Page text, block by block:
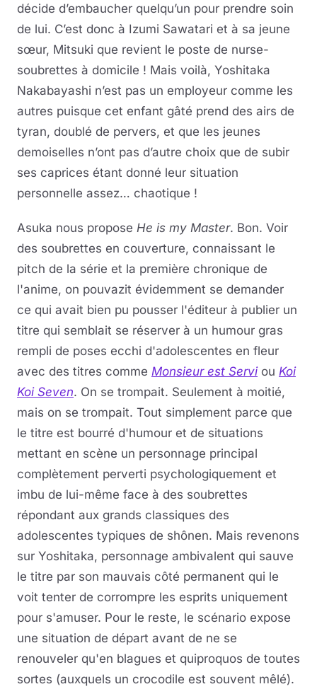
décide d’embaucher quelqu’un pour prendre soin
de lui. C’est donc à Izumi Sawatari et à sa jeune
sœur, Mitsuki que revient le poste de nurse-
soubrettes à domicile ! Mais voilà, Yoshitaka
Nakabayashi n’est pas un employeur comme les
autres puisque cet enfant gâté prend des airs de
tyran, doublé de pervers, et que les jeunes
demoiselles n’ont pas d’autre choix que de subir
ses caprices étant donné leur situation
personnelle assez… chaotique !
Asuka nous propose He is my Master. Bon. Voir
des soubrettes en couverture, connaissant le
pitch de la série et la première chronique de
l'anime, on pouvazit évidemment se demander
ce qui avait bien pu pousser l'éditeur à publier un
titre qui semblait se réserver à un humour gras
rempli de poses ecchi d'adolescentes en fleur
avec des titres comme Monsieur est Servi ou Koi
Koi Seven. On se trompait. Seulement à moitié,
mais on se trompait. Tout simplement parce que
le titre est bourré d'humour et de situations
mettant en scène un personnage principal
complètement perverti psychologiquement et
imbu de lui-même face à des soubrettes
répondant aux grands classiques des
adolescentes typiques de shônen. Mais revenons
sur Yoshitaka, personnage ambivalent qui sauve
le titre par son mauvais côté permanent qui le
voit tenter de corrompre les esprits uniquement
pour s'amuser. Pour le reste, le scénario expose
une situation de départ avant de ne se
renouveler qu'en blagues et quiproquos de toutes
sortes (auxquels un crocodile est souvent mêlé).